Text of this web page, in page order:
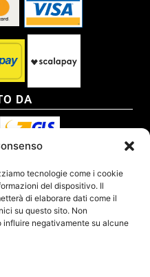
tecnologie come i cookie
del dispositivo. Il
di elaborare dati come il
su questo sito. Non
negativamente su alcune
DA